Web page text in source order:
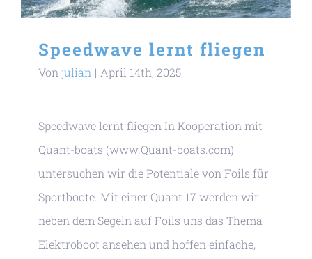
Speedwave lernt fliegen
Von julian | April 14th, 2025
Speedwave lernt fliegen In Kooperation mit
Quant-boats (www.Quant-boats.com)
untersuchen wir die Potentiale von Foils für
Sportboote. Mit einer Quant 17 werden wir
neben dem Segeln auf Foils uns das Thema
Elektroboot ansehen und hoffen einfache,